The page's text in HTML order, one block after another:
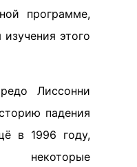
программе,
этого
Лиссонни
падения
в 1996 году,
некоторые